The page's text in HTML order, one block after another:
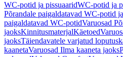
WC-potid ja pissuaaridWC-potid ja
Põrandale paigaldatavad WC-potid
paigaldatavad WC-potidVaruosad
jaoksKinnitusmaterjalKäetoed
jaoksTäiendavatele varjatud
kaanetaVaruosad Ilma kaaneta jaoks